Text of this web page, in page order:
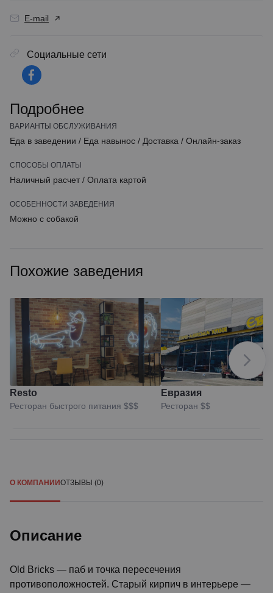
E-mail
Социальные сети
Подробнее
ВАРИАНТЫ ОБСЛУЖИВАНИЯ
Еда в заведении / Еда навынос / Доставка / Онлайн-заказ
СПОСОБЫ ОПЛАТЫ
Наличный расчет / Оплата картой
ОСОБЕННОСТИ ЗАВЕДЕНИЯ
Можно с собакой
Похожие заведения
Resto
Ресторан быстрого питания $$$
Евразия
Ресторан $$
О КОМПАНИИОТЗЫВЫ (0)
Описание
Old Bricks — паб и точка пересечения
противоположностей. Старый кирпич в интерьере —